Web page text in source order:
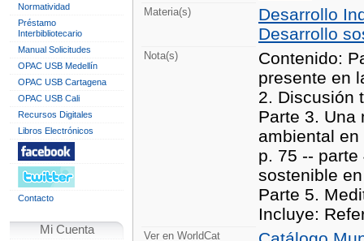
Normatividad
Préstamo
Interbibliotecario
Manual Solicitudes
OPAC USB Medellín
OPAC USB Cartagena
OPAC USB Cali
Recursos Digitales
Libros Electrónicos
Contacto
Mi Cuenta
Materia(s)
Desarrollo
Desarrollo
Nota(s)
Contenido:
presente en
2. Discusión
Parte 3. Una
ambiental
p. 75 --
sostenible
Parte 5.
Incluye:
Ver en WorldCat